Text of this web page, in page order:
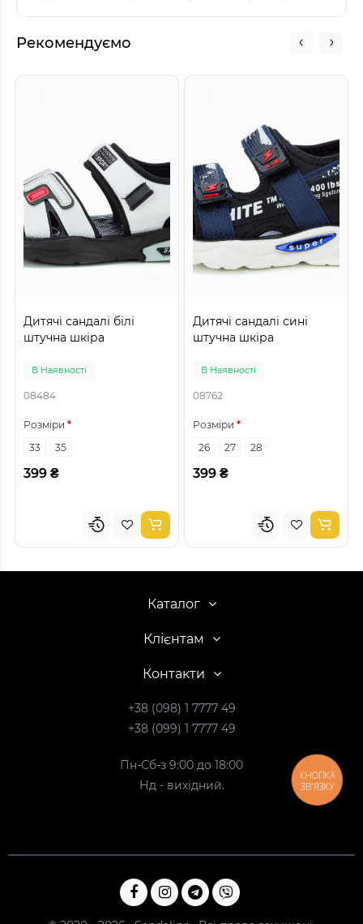
Рекомендуємо
Дитячі сандалі білі
штучна шкіра
В Наявності
08484
Розміри
33
35
399 ₴
Дитячі сандалі сині
штучна шкіра
В Наявності
08762
Розміри
26
27 28
399 ₴
Каталог
Клієнтам
Контакти
+38 (098) 1 7777 49
+38 (099) 1 7777 49
Пн-Сб-з 9:00 до 18:00
Нд - вихідний.
КНОПКА
ЗВ'ЯЗКУ